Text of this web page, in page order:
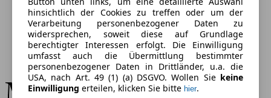
hinsichtlich der Cookies zu treffen oder um der
Verarbeitung personenbezogener Daten zu
widersprechen, soweit diese auf Grundlage
berechtigter Interessen erfolgt. Die Einwilligung
umfasst auch die Übermittlung bestimmter
personenbezogener Daten in Drittländer, u.a. die
USA, nach Art. 49 (1) (a) DSGVO. Wollen Sie keine
Einwilligung erteilen, klicken Sie bitte hier.